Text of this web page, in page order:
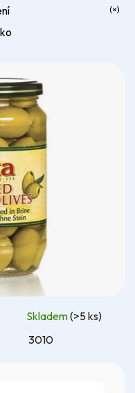
Skladem(>5 ks)
3010